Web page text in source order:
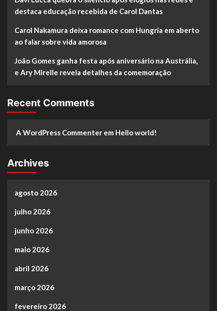
destaca educação recebida de Carol Dantas
Carol Nakamura deixa romance com Hungria em aberto
ao falar sobre vida amorosa
João Gomes ganha festa após aniversário na Austrália,
e Ary Mirelle revela detalhes da comemoração
Recent Comments
A WordPress Commenter em Hello world!
Archives
agosto 2026
julho 2026
junho 2026
maio 2026
abril 2026
março 2026
fevereiro 2026